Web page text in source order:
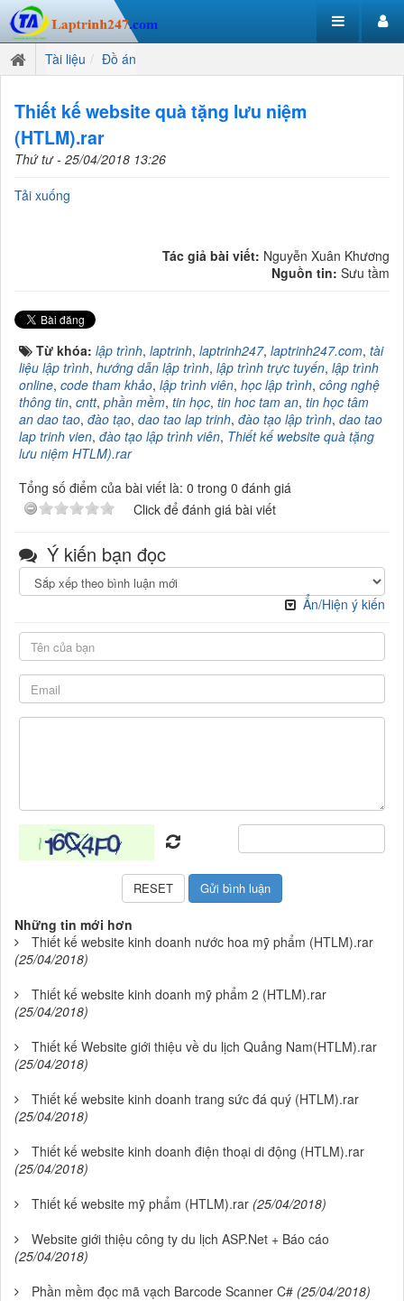
Tài liệu Đồ án
Thiết kế website quà tặng lưu niệm
(HTLM).rar
Thứ tư - 25/04/2018 13:26
Tải xuống
Tác giả bài viết: Nguyễn Xuân Khương
Nguồn tin: Sưu tầm
Từ khóa: lập trình, laptrinh, laptrinh247, laptrinh247.com, tài
liệu lập trình, hướng dẫn lập trình, lập trình trực tuyến, lập trình
online, code tham khảo, lập trình viên, học lập trình, công nghệ
thông tin, cntt, phần mềm, tin học, tin hoc tam an, tin học tâm
an dao tao, đào tạo, dao tao lap trinh, đào tạo lập trình, dao tao
lap trinh vien, đào tạo lập trình viên, Thiết kế website quà tặng
lưu niệm HTLM).rar
Tổng số điểm của bài viết là: 0 trong 0 đánh giá
Click để đánh giá bài viết
Ý kiến bạn đọc
Ẩn/Hiện ý kiến
Những tin mới hơn
Thiết kế website kinh doanh nước hoa mỹ phẩm (HTLM).rar
(25/04/2018)
Thiết kế website kinh doanh mỹ phẩm 2 (HTLM).rar
(25/04/2018)
Thiết kế Website giới thiệu về du lịch Quảng Nam(HTLM).rar
(25/04/2018)
Thiết kế website kinh doanh trang sức đá quý (HTLM).rar
(25/04/2018)
Thiết kế website kinh doanh điện thoại di động (HTLM).rar
(25/04/2018)
Thiết kế website mỹ phẩm (HTLM).rar (25/04/2018)
Website giới thiệu công ty du lịch ASP.Net + Báo cáo
(25/04/2018)
Phần mềm đọc mã vạch Barcode Scanner C# (25/04/2018)